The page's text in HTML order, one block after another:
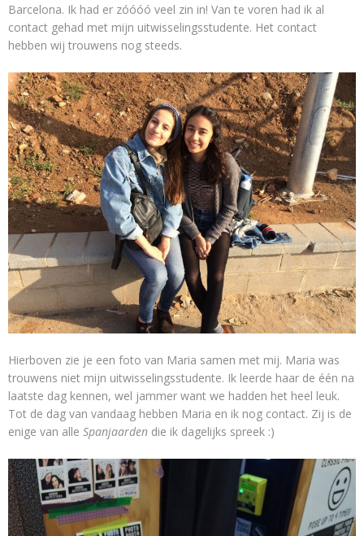
Barcelona. Ik had er zóóóó veel zin in! Van te voren had ik al
contact gehad met mijn uitwisselingsstudente. Het contact
hebben wij trouwens nog steeds.
Hierboven zie je een foto van Maria samen met mij. Maria was
trouwens niet mijn uitwisselingsstudente. Ik leerde haar de één na
laatste dag kennen, wel jammer want we hadden het heel leuk.
Tot de dag van vandaag hebben Maria en ik nog contact. Zij is de
enige van alle Spanjaarden die ik dagelijks spreek :)